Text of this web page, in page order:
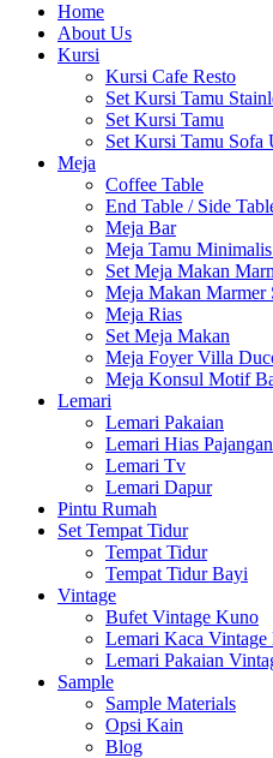
Home
About Us
Kursi
Kursi Cafe Resto
Set Kursi Tamu
Set Kursi Tamu
Set Kursi Tamu Sofa
Meja
Coffee Table
End Table / Side
Meja Bar
Meja Tamu
Set Meja Makan
Meja Makan Marmer
Meja Rias
Set Meja Makan
Meja Foyer Villa
Meja Konsul Motif
Lemari
Lemari Pakaian
Lemari Hias Pajangan
Lemari Tv
Lemari Dapur
Pintu Rumah
Set Tempat Tidur
Tempat Tidur
Tempat Tidur Bayi
Vintage
Bufet Vintage Kuno
Lemari Kaca Vintage
Lemari Pakaian
Sample
Sample Materials
Opsi Kain
Blog